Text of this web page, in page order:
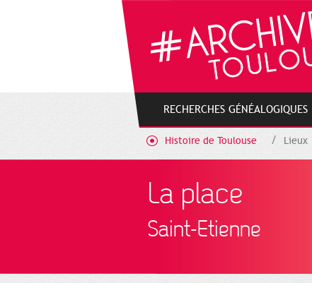
RECHERCHES GÉNÉALOGIQUES
Histoire de Toulouse Lieux
La place
Saint-Etienne
Cookies management panel